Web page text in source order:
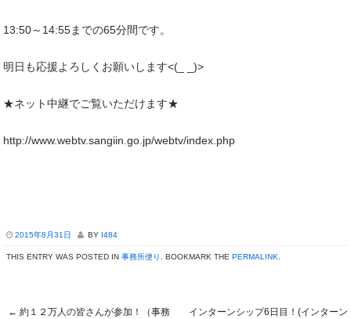
13:50～14:55までの65分間です。
明日も応援よろしくお願いします<(_ _)>
★ネット中継でご覧いただけます★
http://www.webtv.sangiin.go.jp/webtv/index.php
2015年8月31日 BY I484
THIS ENTRY WAS POSTED IN 事務所便り . BOOKMARK THE PERMALINK
← 約１２万人の皆さんが参加！（事務
インターンシップ6日目！(インターン